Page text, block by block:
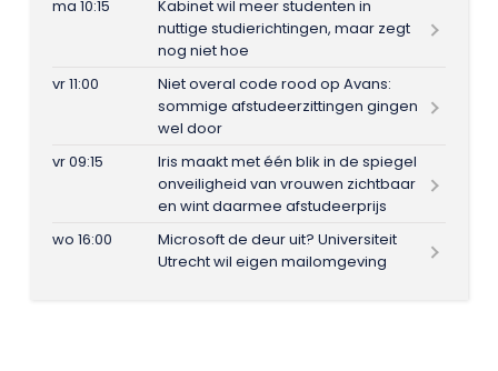
ma 10:15
Kabinet wil meer studenten in
nuttige studierichtingen, maar zegt
nog niet hoe
vr 11:00
Niet overal code rood op Avans:
sommige afstudeerzittingen gingen
wel door
vr 09:15
Iris maakt met één blik in de spiegel
onveiligheid van vrouwen zichtbaar
en wint daarmee afstudeerprijs
wo 16:00
Microsoft de deur uit? Universiteit
Utrecht wil eigen mailomgeving